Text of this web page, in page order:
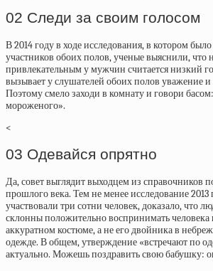
02 Следи за своим голосом
В 2014 году в ходе исследования, в котором
участников обоих полов, ученые выяснили, что
привлекательным у мужчин считается низкий
вызывает у слушателей обоих полов уважение
Поэтому смело заходи в комнату и говори
мороженого».
<
03 Одевайся опрятно
Да, совет выглядит выходцем из справочников
прошлого века. Тем не менее исследование 2013
участвовали три сотни человек, доказало, что
склонны положительно воспринимать
аккуратном костюме, а не его двойника в
одежде. В общем, утверждение «встречают по
актуально. Можешь поздравить свою бабушку: